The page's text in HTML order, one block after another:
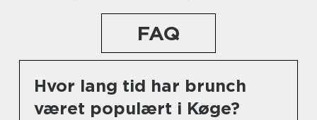
FAQ
Hvor lang tid har brunch
været populært i Køge?